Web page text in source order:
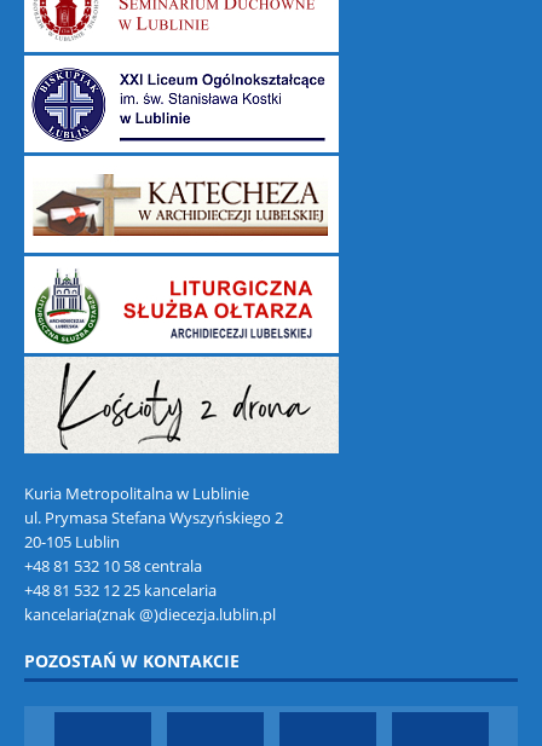
Kuria Metropolitalna w Lublinie
ul. Prymasa Stefana Wyszyńskiego 2
20-105 Lublin
+48 81 532 10 58 centrala
+48 81 532 12 25 kancelaria
kancelaria(znak @)diecezja.lublin.pl
POZOSTAŃ W KONTAKCIE